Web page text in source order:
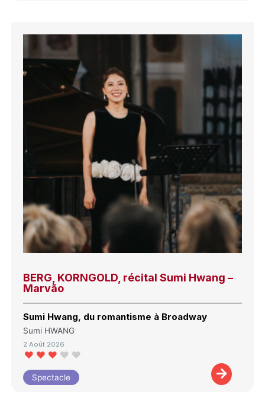
BERG, KORNGOLD, récital Sumi Hwang –
Marvão
Sumi Hwang, du romantisme à Broadway
Sumi HWANG
2 Août 2026
Spectacle